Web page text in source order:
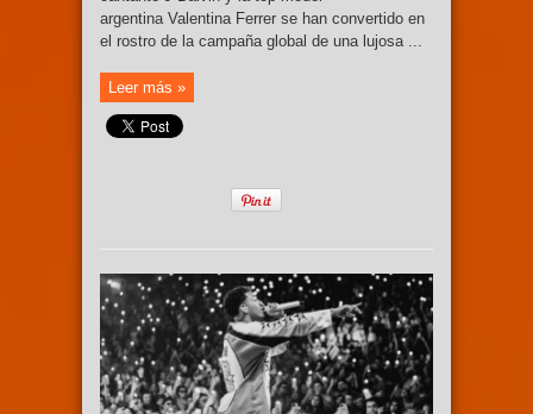
argentina Valentina Ferrer se han convertido en
el rostro de la campaña global de una lujosa ...
Leer más »